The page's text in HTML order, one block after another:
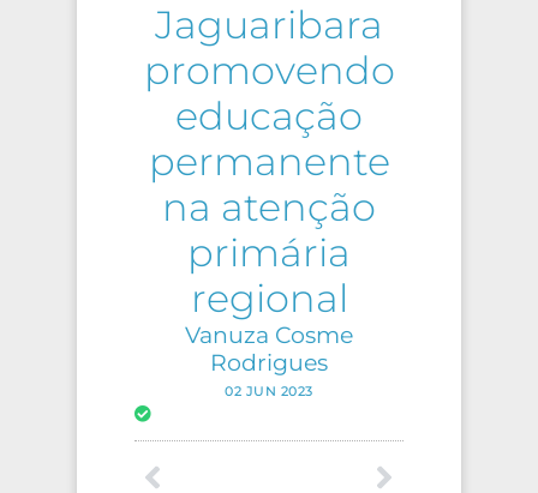
Jaguaribara
promovendo
educação
permanente
na atenção
primária
regional
Vanuza Cosme
Rodrigues
02 JUN 2023